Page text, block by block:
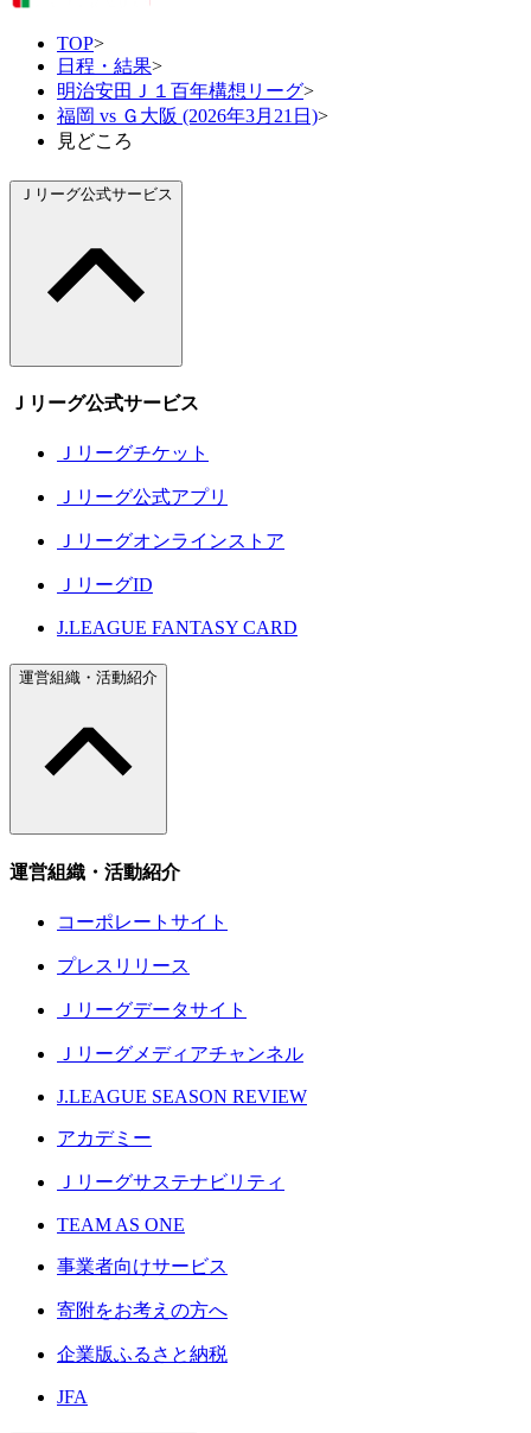
TOP>
日程・結果>
明治安田Ｊ１百年構想リーグ>
福岡 vs Ｇ大阪 (2026年3月21日)>
見どころ
Ｊリーグ公式サービス
Ｊリーグ公式サービス
Ｊリーグチケット
Ｊリーグ公式アプリ
Ｊリーグオンラインストア
ＪリーグID
J.LEAGUE FANTASY CARD
運営組織・活動紹介
運営組織・活動紹介
コーポレートサイト
プレスリリース
Ｊリーグデータサイト
Ｊリーグメディアチャンネル
J.LEAGUE SEASON REVIEW
アカデミー
Ｊリーグサステナビリティ
TEAM AS ONE
事業者向けサービス
寄附をお考えの方へ
企業版ふるさと納税
JFA